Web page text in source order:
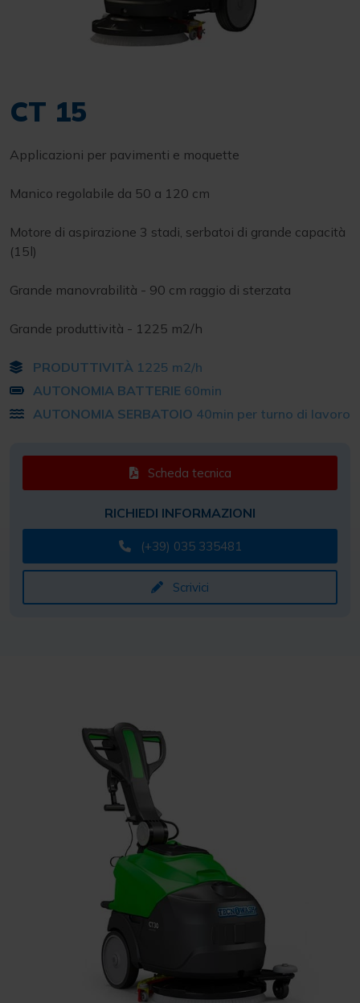
CT 15
Applicazioni per pavimenti e moquette
Manico regolabile da 50 a 120 cm
Motore di aspirazione 3 stadi, serbatoi di grande capacità
(15l)
Grande manovrabilità - 90 cm raggio di sterzata
Grande produttività - 1225 m2/h
PRODUTTIVITÀ 1225 m2/h
AUTONOMIA BATTERIE 60min
AUTONOMIA SERBATOIO 40min per turno di lavoro
Scheda tecnica
RICHIEDI INFORMAZIONI
(+39) 035 335481
Scrivici